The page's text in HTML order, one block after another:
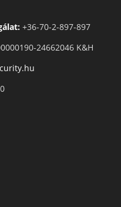
+36-70-2-897-897
24662046 K&H